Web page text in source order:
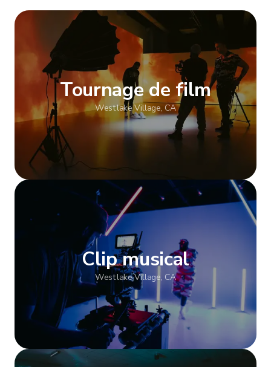
Tournage de film
Westlake Village, CA
Afficher plus
Clip musical
Westlake Village, CA